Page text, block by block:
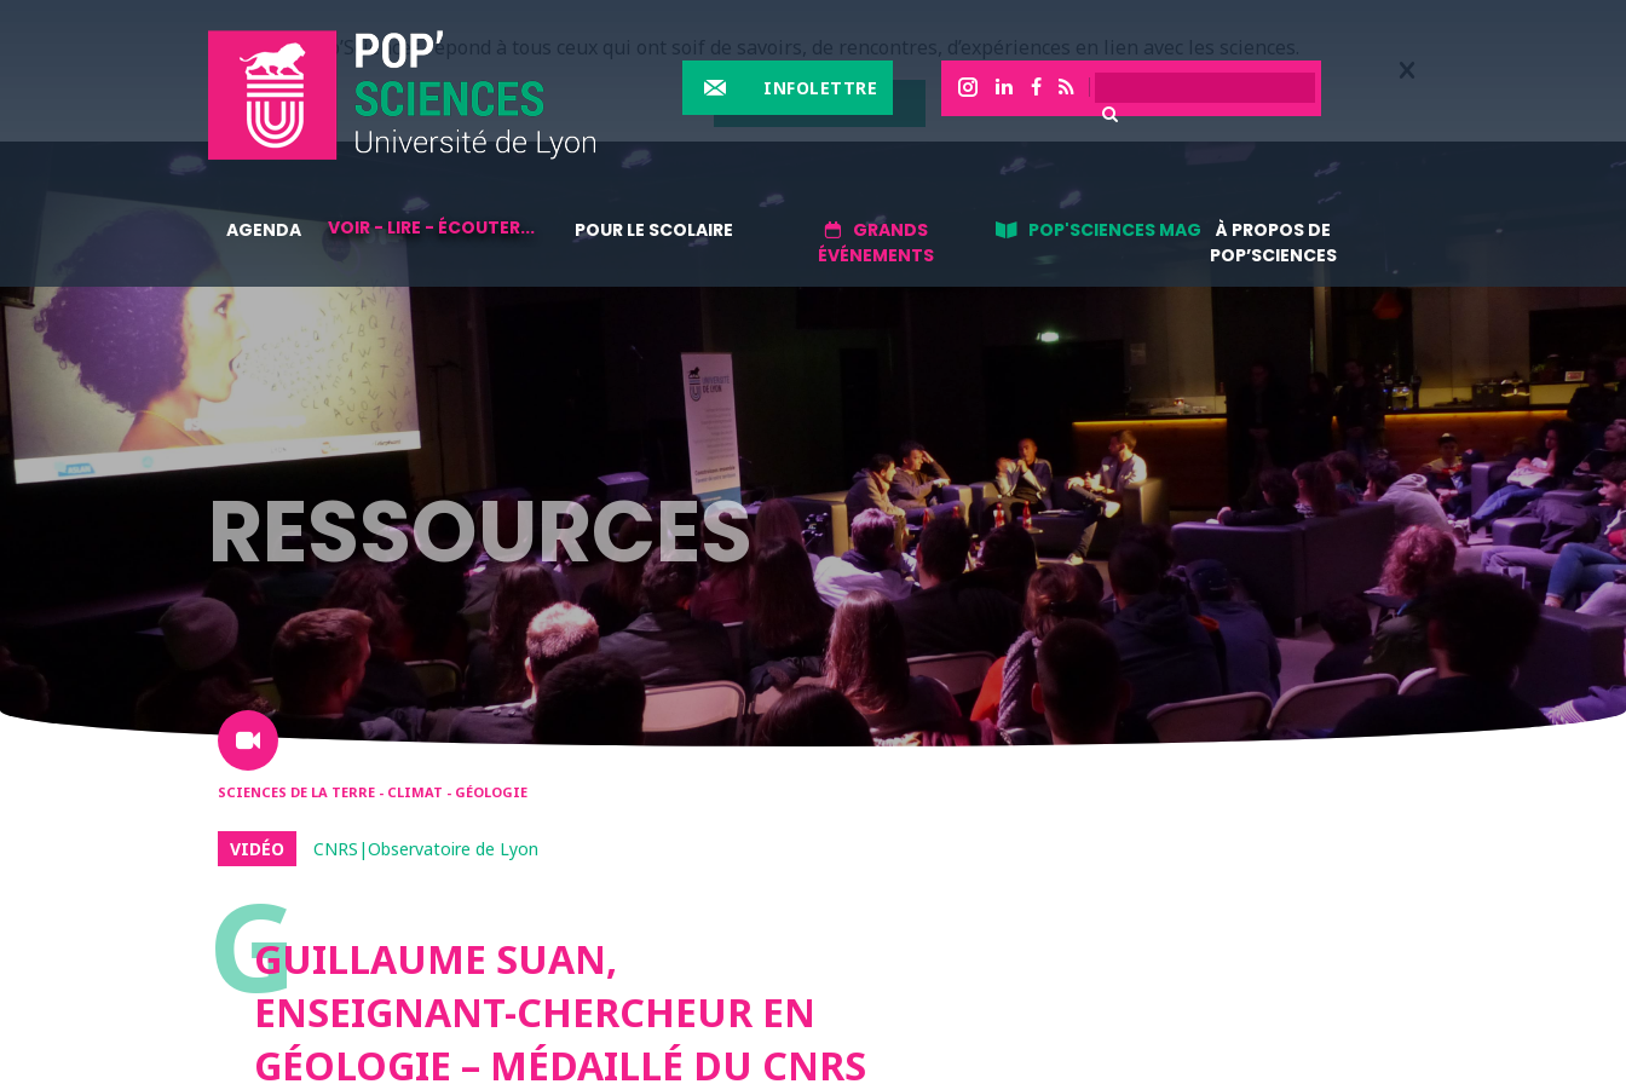
Pop’Sciences répond à tous ceux qui ont soif de savoirs, de rencontres, d’expériences en lien avec les sciences.
INFOLETTRE
AGENDA VOIR - LIRE - ÉCOUTER... POUR LE SCOLAIRE
GRANDS
ÉVÉNEMENTS
POP'SCIENCES MAG
À PROPOS DE
POP’SCIENCES
RESSOURCES
SCIENCES DE LA TERRE - CLIMAT - GÉOLOGIE
VIDÉO CNRS|Observatoire de Lyon
GGUILLAUME SUAN,
ENSEIGNANT-CHERCHEUR EN
GÉOLOGIE – MÉDAILLÉ DU CNRS